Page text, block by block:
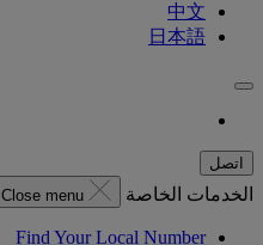
中文
日本語
اتصل
الخدمات الخاصة Close menu
Find Your Local Number